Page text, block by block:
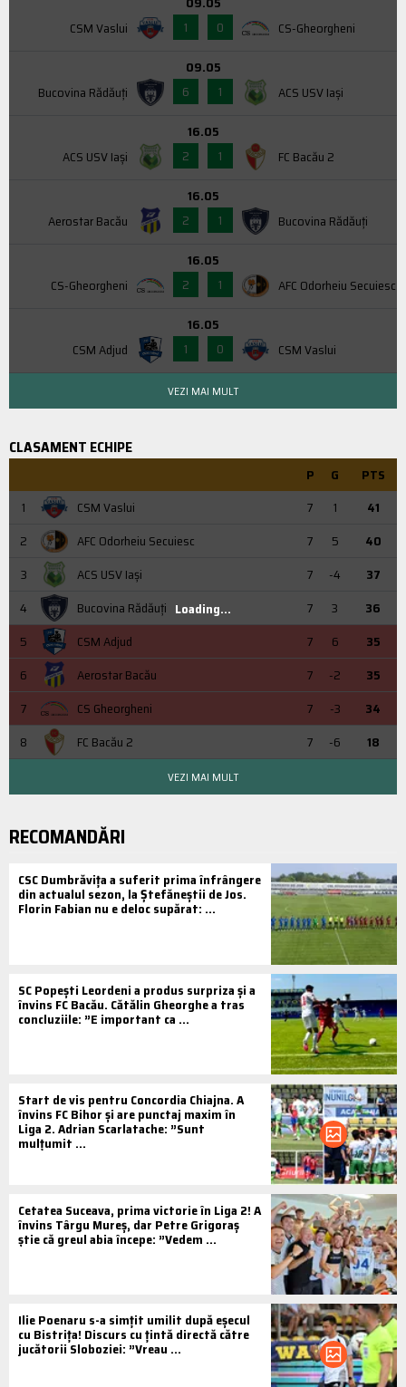
CSM Vaslui
1
0 CS-Gheorgheni
Bucovina Rădăuți
09.05
6
1 ACS USV Iaşi
ACS USV Iaşi
16.05
2
1 FC Bacău 2
Aerostar Bacău
16.05
2
1 Bucovina Rădăuți
CS-Gheorgheni
16.05
2
1 AFC Odorheiu Secuiesc
CSM Adjud
16.05
1
0 CSM Vaslui
VEZI MAI MULT
CLASAMENT ECHIPE
P G
PTS
1
CSM Vaslui 7 1
41
2
AFC Odorheiu Secuiesc 7 5
40
3
ACS USV Iaşi 7 -4
37
4
Bucovina Rădăuți 7 3
36
5
CSM Adjud 7 6
35
6
Aerostar Bacău 7 -2
35
7
CS Gheorgheni 7 -3
34
8
FC Bacău 2 7 -6 18
Loading...
VEZI MAI MULT
RECOMANDĂRI
CSC Dumbrăvița a suferit prima înfrângere
din actualul sezon, la Ștefăneștii de Jos.
Florin Fabian nu e deloc supărat: ...
SC Popești Leordeni a produs surpriza și a
învins FC Bacău. Cătălin Gheorghe a tras
concluziile: ”E important ca ...
Start de vis pentru Concordia Chiajna. A
învins FC Bihor și are punctaj maxim în
Liga 2. Adrian Scarlatache: ”Sunt
mulțumit ...
Cetatea Suceava, prima victorie în Liga 2! A
învins Târgu Mureș, dar Petre Grigoraș
știe că greul abia începe: ”Vedem ...
Ilie Poenaru s-a simțit umilit după eșecul
cu Bistrița! Discurs cu țintă directă către
jucătorii Sloboziei: ”Vreau ...